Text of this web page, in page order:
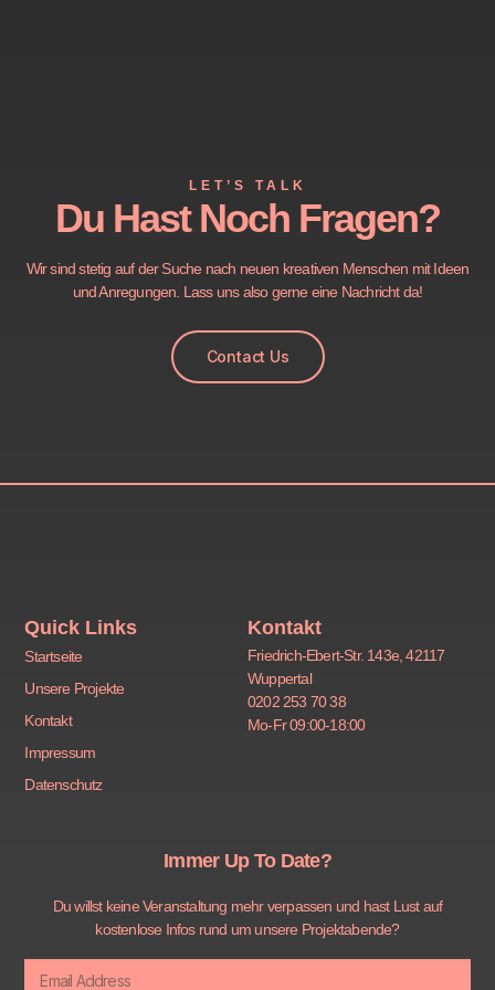
LET’S TALK
Du Hast Noch Fragen?
Wir sind stetig auf der Suche nach neuen kreativen Menschen mit Ideen
und Anregungen. Lass uns also gerne eine Nachricht da!
Contact Us
Quick Links
Startseite
Unsere Projekte
Kontakt
Impressum
Datenschutz
Kontakt
Friedrich-Ebert-Str. 143e, 42117
Wuppertal
0202 253 70 38
Mo-Fr 09:00-18:00
Immer Up To Date?
Du willst keine Veranstaltung mehr verpassen und hast Lust auf
kostenlose Infos rund um unsere Projektabende?